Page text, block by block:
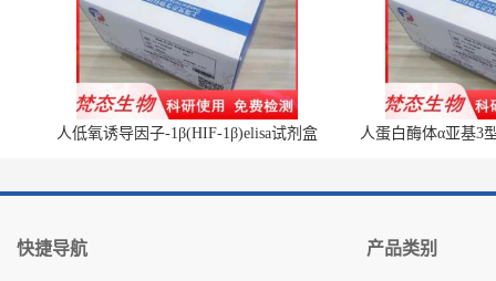
人低氧诱导因子-1β(HIF-1β)elisa试剂盒 人蛋白酶体α亚基3
快捷导航 产品类别